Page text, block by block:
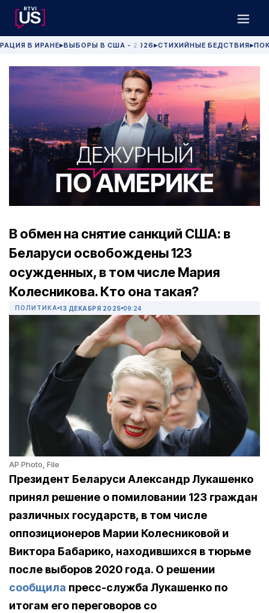
В ИРАНЕ▶ВЫБОРЫ В США - 2026 ▶СТИХИЙНЫЕ БЕДСТВИЯ▶
В обмен на снятие санкций США: в
Беларуси освобождены 123
осужденных, в том числе Мария
Колесникова. Кто она такая?
ПОЛИТИКА 13 ДЕКАБРЯ 2025 09:24
AP Photo, File
Президент Беларуси Александр Лукашенко
принял решение о помиловании 123 граждан
различных государств, в том числе
оппозиционеров Марии Колесниковой и
Виктора Бабарико, находившихся в тюрьме
после выборов 2020 года. О решении
сообщила пресс-служба Лукашенко по
итогам его переговоров со